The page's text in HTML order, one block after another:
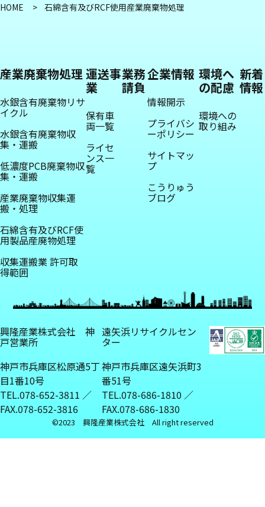
HOME 石綿含有及びRCF使用産業廃棄物処理
産業廃棄物処理
水銀含有廃棄物リサ
イクル
水銀含有廃棄物収
集・運搬
低濃度PCB廃棄物収
集・運搬
産業廃棄物収集運
搬・処理
石綿含有及びRCF使
用製品産廃物処理
収集運搬業 許可取
得範囲
運送事
業
保有車
両一覧
ライセ
ンス一
覧
業務
請負
企業情報
情報開示
プライバシ
ーポリシー
サイトマッ
プ
こうりゅう
ブログ
環境へ
の配慮
環境への
取り組み
新着
情報
興隆産業株式会社 神
戸営業所
神戸市兵庫区松原通5丁
目1番10号
TEL.078-652-3811 ／
FAX.078-652-3816
遠矢浜リサイクルセン
ター
神戸市兵庫区遠矢浜町3
番51号
TEL.078-686-1810 ／
FAX.078-686-1830
©︎2023 興隆産業株式会社 All right reserved